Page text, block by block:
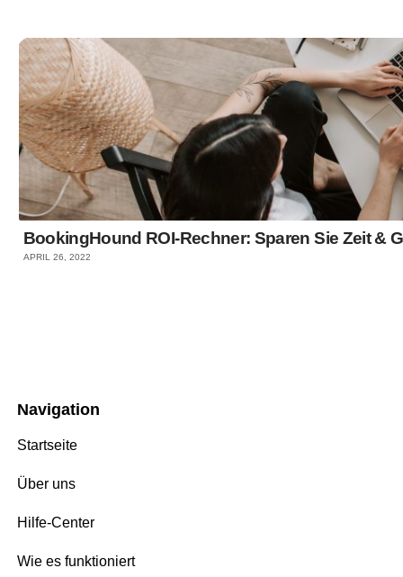
BookingHound ROI-Rechner: Sparen Sie Zeit &
APRIL 26, 2022
Navigation
Startseite
Über uns
Hilfe-Center
Wie es funktioniert